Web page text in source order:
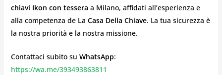
chiavi Ikon con tessera a Milano, affidati all’esperienza e
alla competenza de La Casa Della Chiave. La tua sicurezza è
la nostra priorità e la nostra missione.
Contattaci subito su WhatsApp:
https://wa.me/393493863811